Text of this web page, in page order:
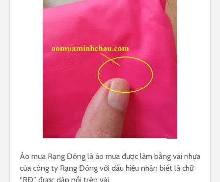
Áo mưa Rạng Đông là áo mưa được làm bằng vải nhựa
của công ty Rạng Đông với dấu hiệu nhận biết là chữ
“RĐ” được dập nổi trên vải.